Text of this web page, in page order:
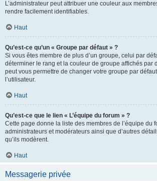
L’administrateur peut attribuer une couleur aux
rendre facilement identifiables.
Haut
Qu’est-ce qu’un « Groupe par défaut » ?
Si vous êtes membre de plus d’un groupe, celui par
déterminer le rang et la couleur de groupe affichés par
peut vous permettre de changer votre groupe par
l’utilisateur.
Haut
Qu’est-ce que le lien « L’équipe du forum » ?
Cette page donne la liste des membres de l’équipe du
administrateurs et modérateurs ainsi que d’autres
qu’ils modèrent.
Haut
Messagerie privée